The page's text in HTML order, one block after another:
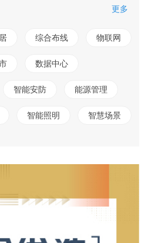
更多
综合布线 物联网
数据中心
智能安防 能源管理
智能照明 智慧场景